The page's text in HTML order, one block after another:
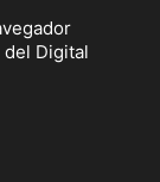
Digital